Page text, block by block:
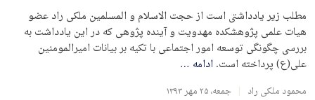
مطلب زیر یادداشتی است از حجت الاسلام و المسلمین ملکی راد عضو
هیات علمی پژوهشکده مهدویت و آینده پژوهی که در این یادداشت به
بررسی چگونگی توسعه امور اجتماعی با تکیه بر بیانات امیرالمومنین
علی(ع) پرداخته است.ادامه …
محمود ملکی راد جمعه، ۲۵ مهر ۱۳۹۳